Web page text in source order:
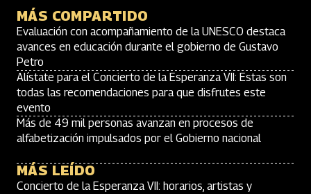
MÁS COMPARTIDO
Evaluación con acompañamiento de la UNESCO destaca
avances en educación durante el gobierno de Gustavo
Petro
Alístate para el Concierto de la Esperanza VII: Estas son
todas las recomendaciones para que disfrutes este
evento
Más de 49 mil personas avanzan en procesos de
alfabetización impulsados por el Gobierno nacional
MÁS LEÍDO
Concierto de la Esperanza VII: horarios, artistas y